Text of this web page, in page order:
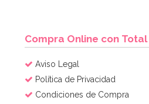
AÑADIR
Compra Online con
Aviso Legal
Política de Privacidad
Condiciones de Compra